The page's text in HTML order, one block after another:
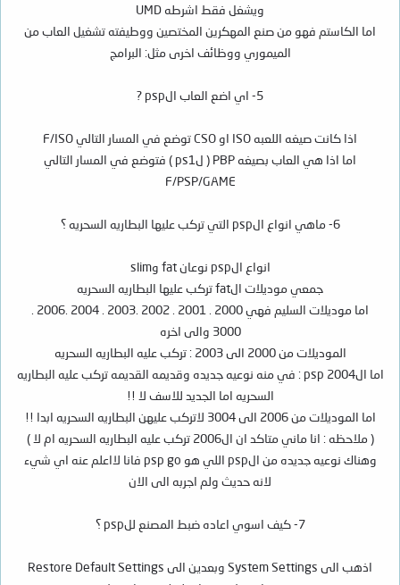
ويشغل فقط اشرطه UMD
اما الكاستم فهو من صنع المهكرين المختصين ووطيفته تشغيل العاب من
الميموري ووظائف اخرى مثل: البرامج
5- اي اضع العاب الpsp ?
اذا كانت صيغه اللعبه ISO او CSO توضع في المسار التالي F/ISO
اما اذا هي العاب بصيغه PBP ( لps1 ) فتوضع في المسار التالي
F/PSP/GAME
6- ماهي انواع الpsp التي تركب عليها البطاريه السحريه ؟
انواع الpsp نوعان fat وslim
جمعي موديلات الfat تركب عليها البطاريه السحريه
3000 والى اخره
الموديلات من 2000 الى 2003 : تركب عليه البطاريه السحريه
اما الpsp 2004 : في منه نوعيه جديده وقديمه القديمه تركب عليه البطاريه
السحريه اما الجديد للاسف لا !!
اما الموديلات من 2006 الى 3004 لاتركب عليهن البطاريه السحريه ابدا !!
( ملاحظه : انا ماني متاكد ان ال2006 تركب عليه البطاريه السحريه ام لا )
وهناك نوعيه جديده من الpsp اللي هو psp go فانا لااعلم عنه اي شيء
لانه حديث ولم اجربه الى الان
7- كيف اسوي اعاده ضبط المصنع للpsp ؟
اذهب الى System Settings وبعدين الى Restore Default Settings